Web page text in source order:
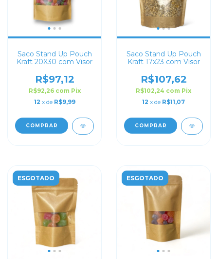
Saco Stand Up Pouch
Kraft 20X30 com Visor
R$97,12
R$92,26 com Pix
12 x de R$9,99
COMPRAR
Saco Stand Up Pouch
Kraft 17x23 com Visor
R$107,62
R$102,24 com Pix
12 x de R$11,07
COMPRAR
ESGOTADO ESGOTADO